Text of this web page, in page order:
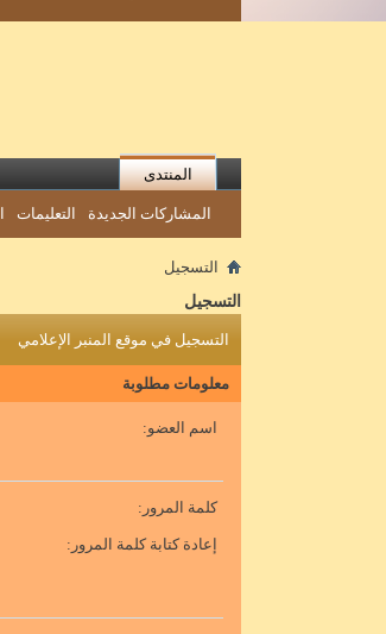
المنتدى
المشاركات الجديدة التعليمات
التسجيل
التسجيل
التسجيل في موقع المنبر الإعلامي
معلومات مطلوبة
اسم العضو:
كلمة المرور:
إعادة كتابة كلمة المرور: